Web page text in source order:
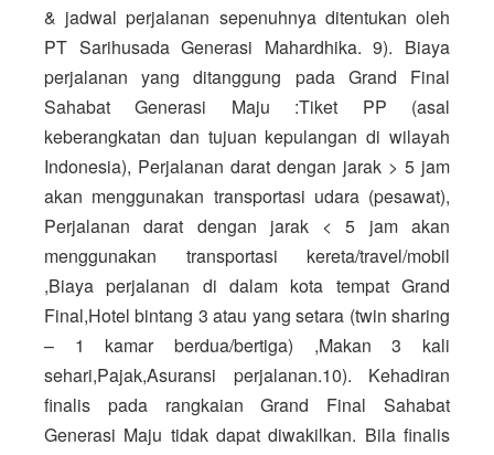
& jadwal perjalanan sepenuhnya ditentukan oleh
PT Sarihusada Generasi Mahardhika. 9). Biaya
perjalanan yang ditanggung pada Grand Final
Sahabat Generasi Maju :Tiket PP (asal
keberangkatan dan tujuan kepulangan di wilayah
Indonesia), Perjalanan darat dengan jarak > 5 jam
akan menggunakan transportasi udara (pesawat),
Perjalanan darat dengan jarak < 5 jam akan
menggunakan transportasi kereta/travel/mobil
,Biaya perjalanan di dalam kota tempat Grand
Final,Hotel bintang 3 atau yang setara (twin sharing
– 1 kamar berdua/bertiga) ,Makan 3 kali
sehari,Pajak,Asuransi perjalanan.10). Kehadiran
finalis pada rangkaian Grand Final Sahabat
Generasi Maju tidak dapat diwakilkan. Bila finalis